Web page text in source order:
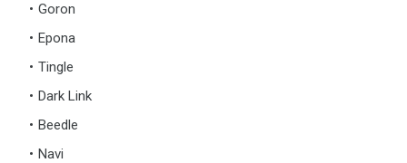
Goron
Epona
Tingle
Dark Link
Beedle
Navi